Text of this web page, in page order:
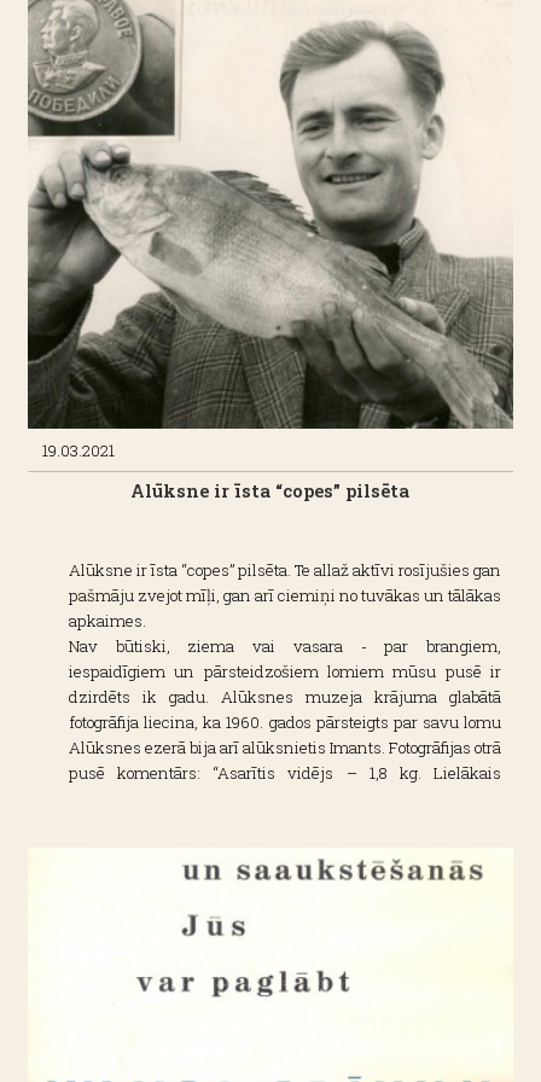
19.03.2021
Alūksne ir īsta “copes” pilsēta
Alūksne ir īsta “copes” pilsēta. Te allaž aktīvi rosījušies gan
pašmāju zvejot mīļi, gan arī ciemiņi no tuvākas un tālākas
apkaimes.
Nav būtiski, ziema vai vasara - par brangiem,
iespaidīgiem un pārsteidzošiem lomiem mūsu pusē ir
dzirdēts ik gadu. Alūksnes muzeja krājuma glabātā
fotogrāfija liecina, ka 1960. gados pārsteigts par savu lomu
Alūksnes ezerā bija arī alūksnietis Imants. Fotogrāfijas otrā
pusē komentārs: “Asarītis vidējs – 1,8 kg. Lielākais
Par Alūksnes ezeru pirmās Latvijas Republikas laika
zemes virsū Alūksne atrodas, to pašreiz nevaru noteikt, jo
atrodas pa kreiso roku uz Latvijas malu, skatoties pret
sauli. Alūksne ir Vidzemes Malienas lielākā ostas pilsēta,
novietoti tik daudz laivu steķi, ka uz tiem pietiktu vietas